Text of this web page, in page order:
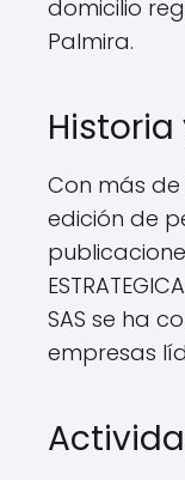
domicilio
Palmira.
Con más de
edición de
SAS se ha
empresas